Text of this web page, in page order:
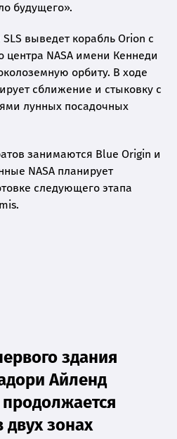
будущего».
выведет корабль Orion с
NASA имени Кеннеди
орбиту. В ходе
сближение и стыковку с
лунных посадочных
занимаются Blue Origin и
NASA планирует
следующего этапа
здания
Айленд
зонах